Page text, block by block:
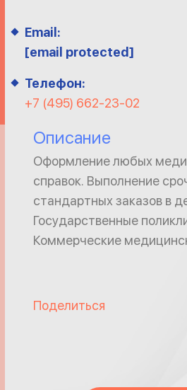
Email:
[email protected]
Телефон:
+7 (495) 662-23-02
Описание
Оформление любых
справок. Выполнение
стандартных заказов в
Государственные
Коммерческие
Поделиться